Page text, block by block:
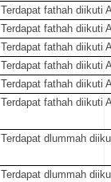
Terdapat fathah diikuti
Terdapat fathah diikuti
Terdapat fathah diikuti
Terdapat fathah diikuti
Terdapat fathah diikuti
Terdapat fathah diikuti
Terdapat dlummah
Terdapat dlummah